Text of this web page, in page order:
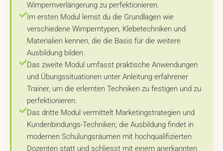
Wimpernverlängerung zu perfektionieren.
Im ersten Modul lernst du die Grundlagen wie
verschiedene Wimperntypen, Klebetechniken und
Materialien kennen, die die Basis für die weitere
Ausbildung bilden.
Das zweite Modul umfasst praktische Anwendungen
und Übungssituationen unter Anleitung erfahrener
Trainer, um die erlernten Techniken zu festigen und zu
perfektionieren.
Das dritte Modul vermittelt Marketingstrategien und
Kundenbindungs-Techniken; die Ausbildung findet in
modernen Schulungsräumen mit hochqualifizierten
Dozenten statt und schliesst mit einem anerkannten